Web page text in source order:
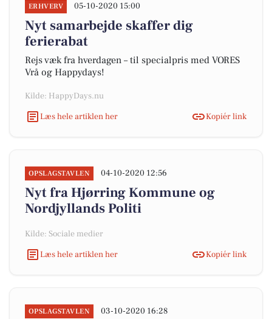
ERHVERV 05-10-2020 15:00
Nyt samarbejde skaffer dig
ferierabat
Rejs væk fra hverdagen – til specialpris med VORES
Vrå og Happydays!
Kilde: HappyDays.nu
Læs hele artiklen her
Kopiér link
OPSLAGSTAVLEN 04-10-2020 12:56
Nyt fra Hjørring Kommune og
Nordjyllands Politi
Kilde: Sociale medier
Læs hele artiklen her
Kopiér link
OPSLAGSTAVLEN 03-10-2020 16:28